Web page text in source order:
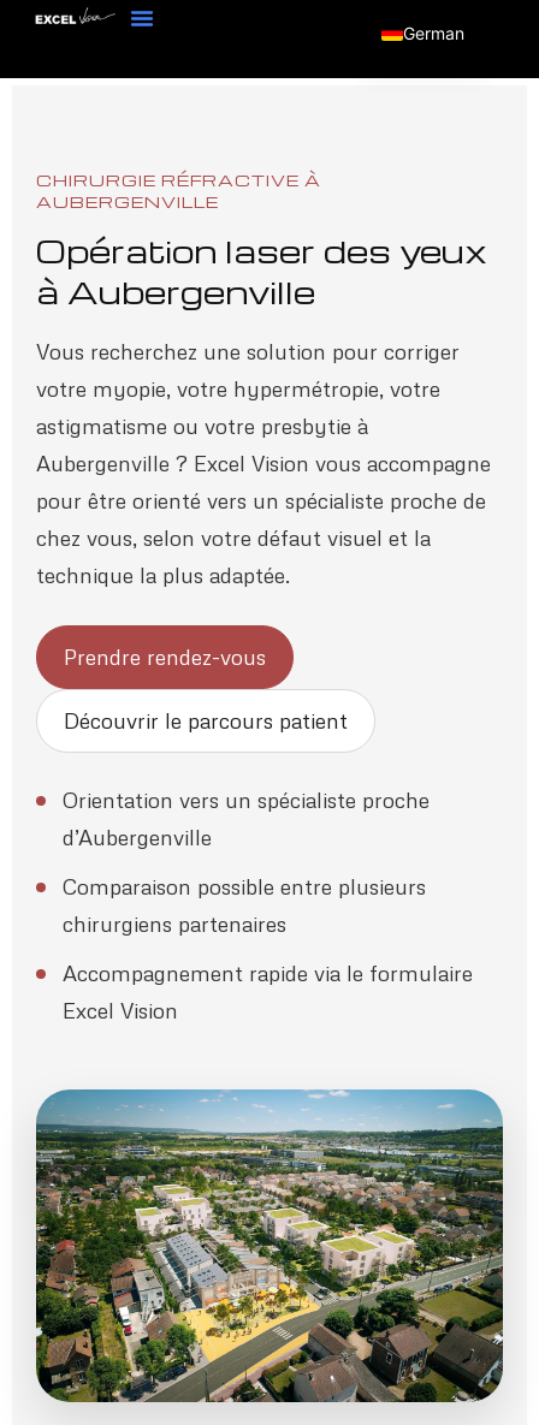
CHIRURGIE RÉFRACTIVE À
AUBERGENVILLE
Opération laser des yeux
à Aubergenville
Vous recherchez une solution pour corriger
votre myopie, votre hypermétropie, votre
astigmatisme ou votre presbytie à
Aubergenville ? Excel Vision vous accompagne
pour être orienté vers un spécialiste proche de
chez vous, selon votre défaut visuel et la
technique la plus adaptée.
Prendre rendez-vous
Découvrir le parcours patient
Orientation vers un spécialiste proche
d’Aubergenville
Comparaison possible entre plusieurs
chirurgiens partenaires
Accompagnement rapide via le formulaire
Excel Vision
German